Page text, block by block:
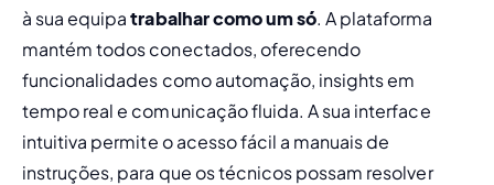
à sua equipa trabalhar como um só. A plataforma
mantém todos conectados, oferecendo
funcionalidades como automação, insights em
tempo real e comunicação fluida. A sua interface
intuitiva permite o acesso fácil a manuais de
instruções, para que os técnicos possam resolver